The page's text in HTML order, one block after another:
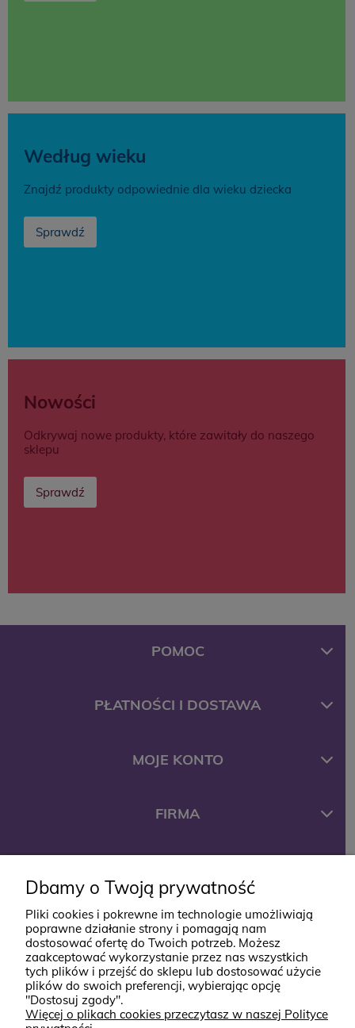
Według wieku
Znajdź produkty odpowiednie dla wieku dziecka
Sprawdź
Nowości
Odkrywaj nowe produkty, które zawitały do naszego
sklepu
Sprawdź
POMOC
PŁATNOŚCI I DOSTAWA
MOJE KONTO
FIRMA
ul. Jana Styki 12
64-920 Piła
kontakt@babyboutik.pl
795 574 638
Dbamy o Twoją prywatność
Pliki cookies i pokrewne im technologie umożliwiają
poprawne działanie strony i pomagają nam
dostosować ofertę do Twoich potrzeb. Możesz
zaakceptować wykorzystanie przez nas wszystkich
tych plików i przejść do sklepu lub dostosować użycie
plików do swoich preferencji, wybierając opcję
"Dostosuj zgody".
Więcej o plikach cookies przeczytasz w naszej Polityce